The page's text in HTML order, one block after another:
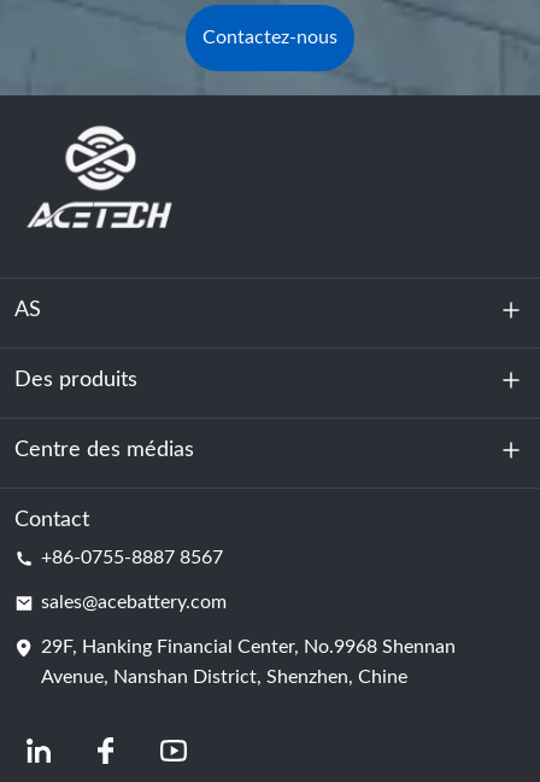
Contactez-nous
AS
À propos de nous
Durabilité
Des produits
Stockage d'énergie
Centre de données et salle des serveurs
Cellule de batterie
Centre des médias
Nouvelles
Contact
+86-0755-8887 8567
sales@acebattery.com
29F, Hanking Financial Center, No.9968 Shennan
Avenue, Nanshan District, Shenzhen, Chine